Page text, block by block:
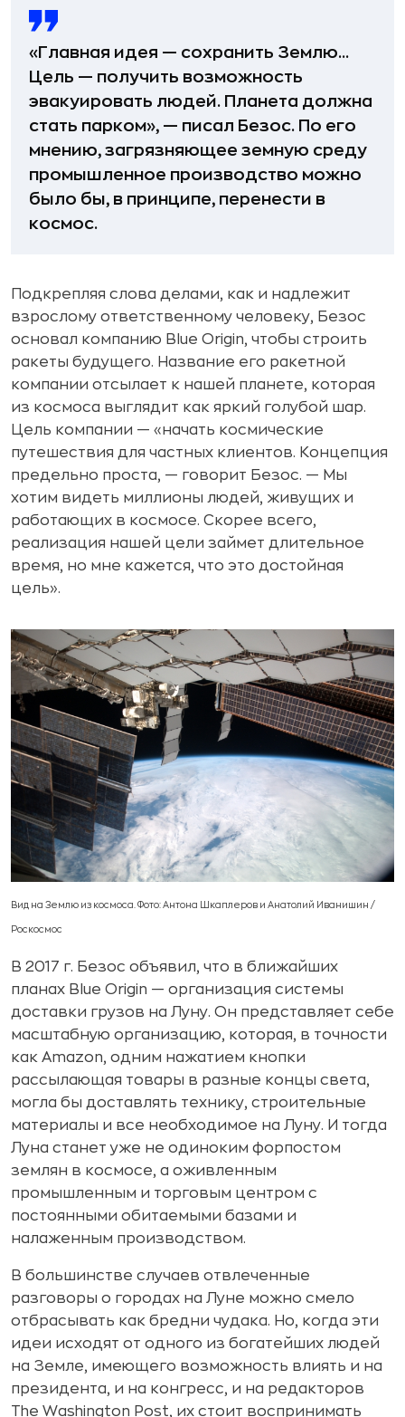
«Главная идея — сохранить Землю...
Цель — получить возможность
эвакуировать людей. Планета должна
стать парком», — писал Безос. По его
мнению, загрязняющее земную среду
промышленное производство можно
было бы, в принципе, перенести в
космос.
Подкрепляя слова делами, как и надлежит
взрослому ответственному человеку, Безос
основал компанию Blue Origin, чтобы строить
ракеты будущего. Название его ракетной
компании отсылает к нашей планете, которая
из космоса выглядит как яркий голубой шар.
Цель компании — «начать космические
путешествия для частных клиентов. Концепция
предельно проста, — говорит Безос. — Мы
хотим видеть миллионы людей, живущих и
работающих в космосе. Скорее всего,
реализация нашей цели займет длительное
время, но мне кажется, что это достойная
цель».
Вид на Землю из космоса. Фото: Антона Шкаплеров и Анатолий Иванишин /
Роскосмос
В 2017 г. Безос объявил, что в ближайших
планах Blue Origin — организация системы
доставки грузов на Луну. Он представляет себе
масштабную организацию, которая, в точности
как Amazon, одним нажатием кнопки
рассылающая товары в разные концы света,
могла бы доставлять технику, строительные
материалы и все необходимое на Луну. И тогда
Луна станет уже не одиноким форпостом
землян в космосе, а оживленным
промышленным и торговым центром с
постоянными обитаемыми базами и
налаженным производством.
В большинстве случаев отвлеченные
разговоры о городах на Луне можно смело
отбрасывать как бредни чудака. Но, когда эти
идеи исходят от одного из богатейших людей
на Земле, имеющего возможность влиять и на
президента, и на конгресс, и на редакторов
The Washington Post, их стоит воспринимать